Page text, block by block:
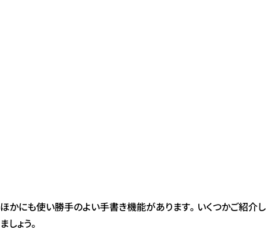
ほかにも使い勝手のよい手書き機能があります。いくつかご紹介し
ましょう。